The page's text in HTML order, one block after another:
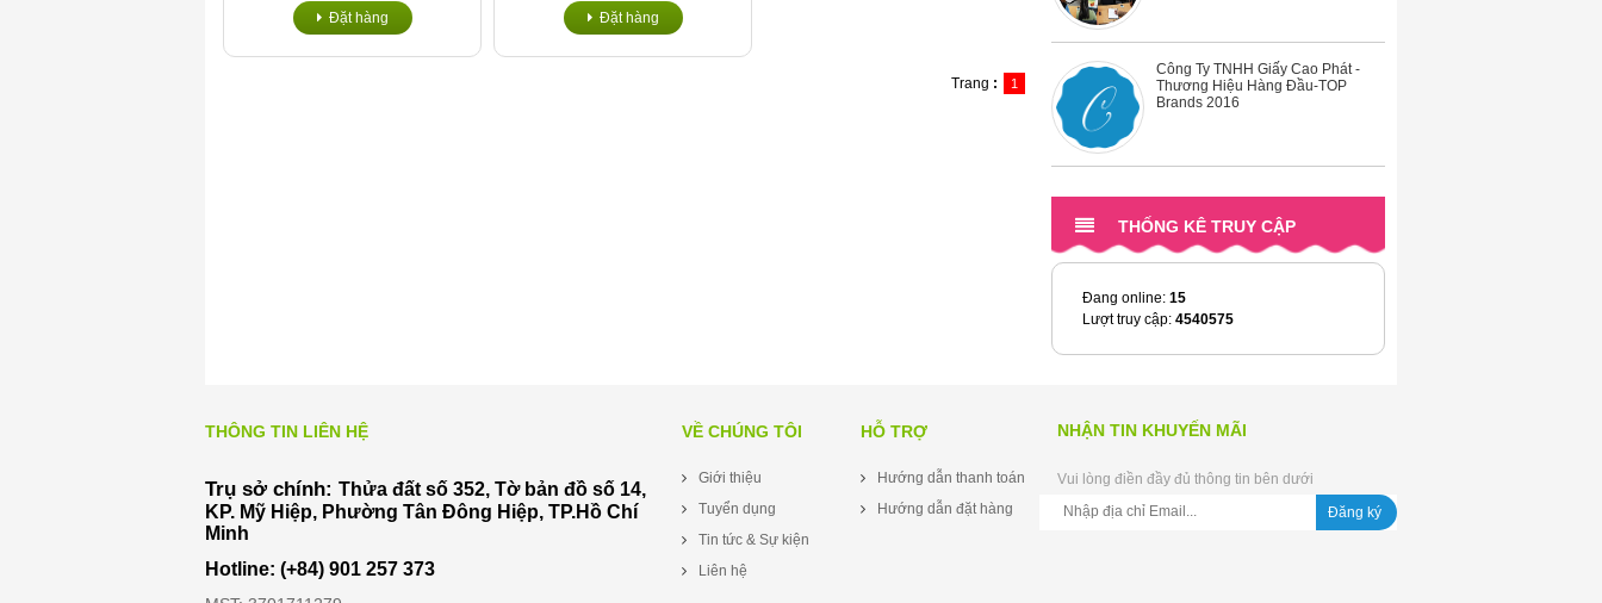
Đặt hàng
Đặt hàng
Trang : 1
Công Ty Khăn Giấy
THỐNG KÊ TRUY CẬP
Đang online: 15
Lượt truy cập: 4540575
THÔNG TIN LIÊN HỆ
Trụ sở chính: Thửa đất số 352, Tờ bản đồ số 14,
KP. Mỹ Hiệp, Phường Tân Đông Hiệp, TP.Hồ Chí
Minh
Hotline: (+84) 901 257 373
VỀ CHÚNG TÔI
Giới thiệu
Tuyển dụng
Tin tức & Sự kiện
Liên hệ
HỖ TRỢ
Hướng dẫn thanh toán
Hướng dẫn đặt hàng
NHẬN TIN KHUYẾN MÃI
Vui lòng điền đầy đủ thông tin bên dưới